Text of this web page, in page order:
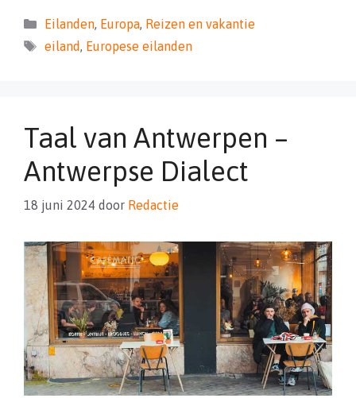
Categorieën
Eilanden, Europa, Reizen en vakantie
Tags
eiland, Europese eilanden
Taal van Antwerpen –
Antwerpse Dialect
18 juni 2024 door Redactie